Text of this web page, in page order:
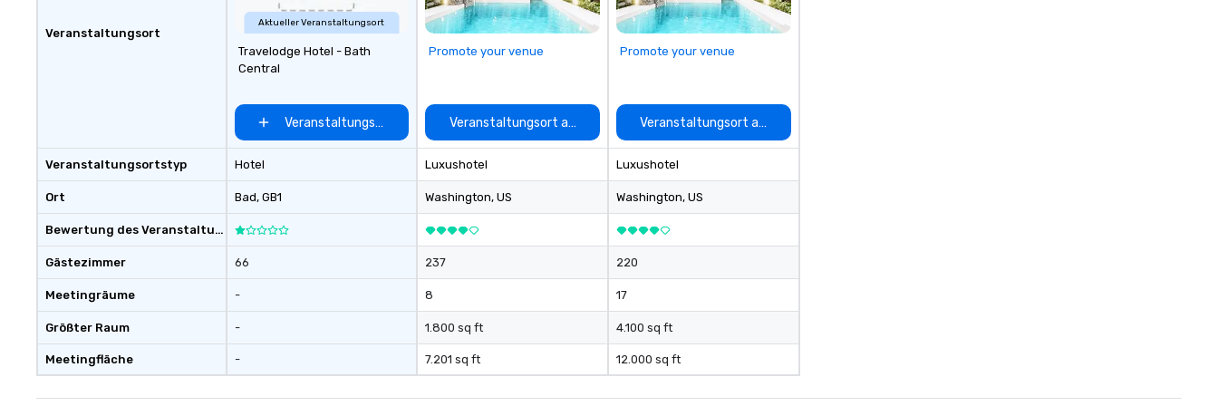
Veranstaltungsort
Veranstaltungsortstyp
Ort
Bewertung des Veranstaltungsortes
Gästezimmer
Meetingräume
Größter Raum
Meetingfläche
Aktueller Veranstaltungsort
Travelodge Hotel - Bath
Central
Veranstaltungsort auswählen
Hotel
Bad, GB1
66
-
-
-
Promote your venue
Veranstaltungsort auswählen
Luxushotel
Washington, US
237
8
1.800 sq ft
7.201 sq ft
Promote your venue
Veranstaltungsort auswählen
Luxushotel
Washington, US
220
17
4.100 sq ft
12.000 sq ft